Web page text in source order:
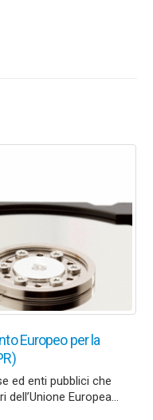
Europeo per la
ed enti pubblici che
Europea...